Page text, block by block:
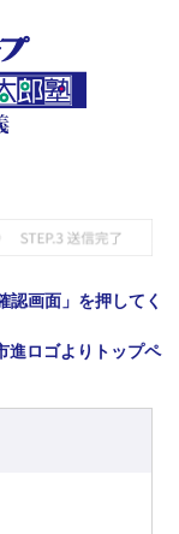
認画面」を押してく
進ロゴよりトップペ